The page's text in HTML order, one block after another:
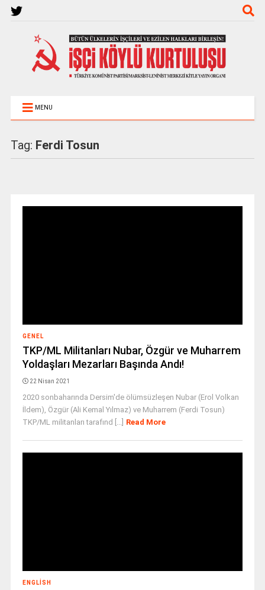
MENU
Tag: Ferdi Tosun
GENEL
TKP/ML Militanları Nubar, Özgür ve Muharrem
Yoldaşları Mezarları Başında Andı!
22 Nisan 2021
2020 sonbaharında Dersim'de ölümsüzleşen Nubar (Erol Volkan
İldem), Özgür (Ali Kemal Yılmaz) ve Muharrem (Ferdi Tosun)
TKP/ML militanları tarafınd [...] Read More
ENGLISH